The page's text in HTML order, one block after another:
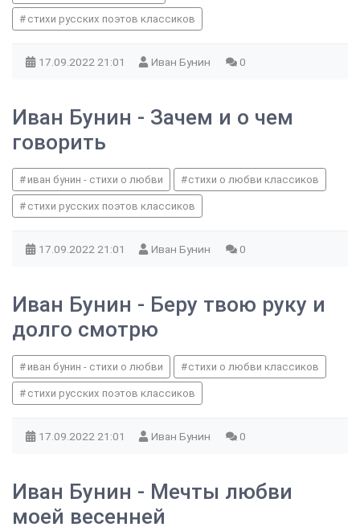
стихи русских поэтов классиков
17.09.2022 21:01 Иван Бунин 0
Иван Бунин - Зачем и о чем
говорить
иван бунин - стихи о любви стихи о любви классиков
стихи русских поэтов классиков
17.09.2022 21:01 Иван Бунин 0
Иван Бунин - Беру твою руку и
долго смотрю
иван бунин - стихи о любви стихи о любви классиков
стихи русских поэтов классиков
17.09.2022 21:01 Иван Бунин 0
Иван Бунин - Мечты любви
моей весенней